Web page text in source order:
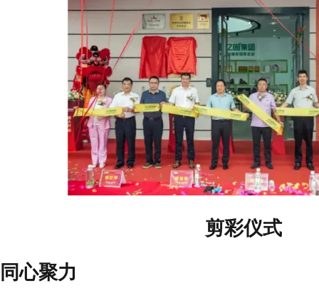
剪彩仪式
同心聚力